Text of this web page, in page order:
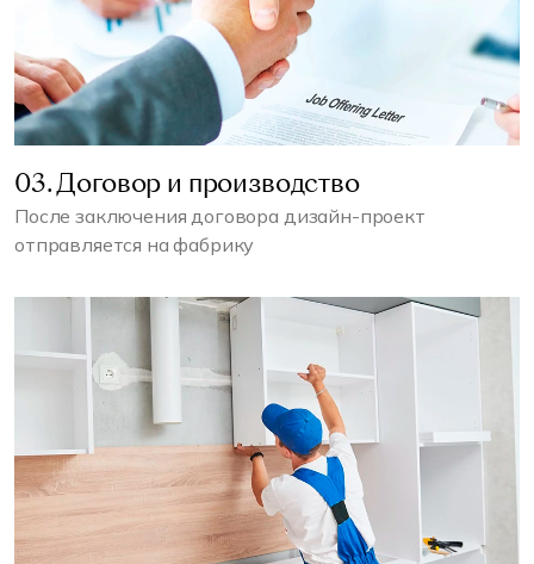
03. Договор и производство
После заключения договора дизайн-проект
отправляется на фабрику